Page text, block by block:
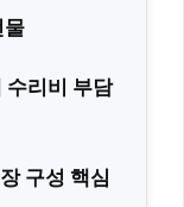
물
수리비 부담
구성 핵심